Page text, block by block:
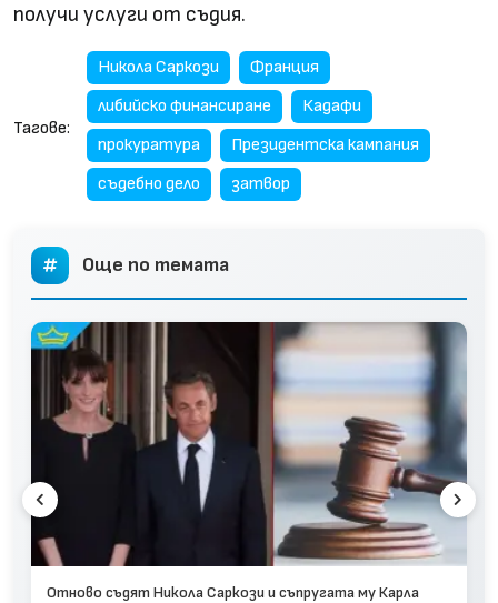
получи услуги от съдия.
Тагове:
Никола Саркози
Франция
либийско финансиране
Кадафи
прокуратура
Президентска кампания
съдебно дело
затвор
Още по темата
Отново съдят Никола Саркози и съпругата му Карла